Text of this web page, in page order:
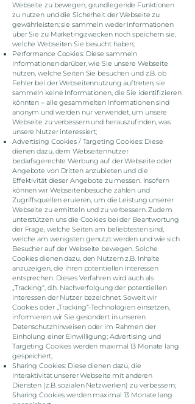
Webseite zu bewegen, grundlegende Funktionen
zu nutzen und die Sicherheit der Webseite zu
gewährleisten; sie sammeln weder Informationen
über Sie zu Marketingzwecken noch speichern sie,
welche Webseiten Sie besucht haben;
Performance Cookies: Diese sammeln
Informationen darüber, wie Sie unsere Webseite
nutzen, welche Seiten Sie besuchen und z.B. ob
Fehler bei der Webseitennutzung auftreten; sie
sammeln keine Informationen, die Sie identifizieren
könnten – alle gesammelten Informationen sind
anonym und werden nur verwendet, um unsere
Webseite zu verbessern und herauszufinden, was
unsere Nutzer interessiert;
Advertising Cookies / Targeting Cookies: Diese
dienen dazu, dem Webseitennutzer
bedarfsgerechte Werbung auf der Webseite oder
Angebote von Dritten anzubieten und die
Effektivität dieser Angebote zu messen. Insofern
können wir Webseitenbesuche zählen und
Zugriffsquellen eruieren, um die Leistung unserer
Webseite zu ermitteln und zu verbessern. Zudem
unterstützen uns die Cookies bei der Beantwortung
der Frage, welche Seiten am beliebtesten sind,
welche am wenigsten genutzt werden und wie sich
Besucher auf der Webseite bewegen. Solche
Cookies dienen dazu, den Nutzern z.B. Inhalte
anzuzeigen, die ihren potentiellen Interessen
entsprechen. Dieses Verfahren wird auch als
„Tracking“, d.h. Nachverfolgung der potentiellen
Interessen der Nutzer bezeichnet. Soweit wir
Cookies oder „Tracking“-Technologien einsetzen,
informieren wir Sie gesondert in unseren
Datenschutzhinweisen oder im Rahmen der
Einholung einer Einwilligung; Advertising und
Targeting Cookies werden maximal 13 Monate lang
gespeichert;
Sharing Cookies: Diese dienen dazu, die
Interaktivität unserer Webseite mit anderen
Diensten (z.B. sozialen Netzwerken) zu verbessern;
Sharing Cookies werden maximal 13 Monate lang